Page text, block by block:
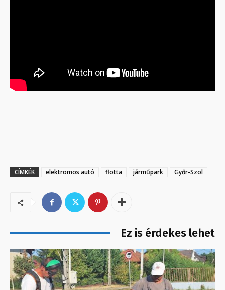
CÍMKÉK elektromos autó flotta járműpark Győr-Szol
Ez is érdekes lehet